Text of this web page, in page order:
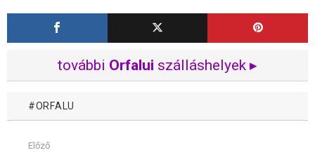
további Orfalui szálláshelyek ▸
ORFALU
MutassElőző